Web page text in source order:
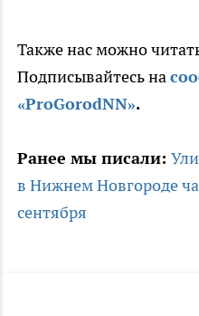
Также нас можно
Подписывайтесь на
«ProGorodNN».
Ранее мы писали:
в Нижнем Новгороде
сентября